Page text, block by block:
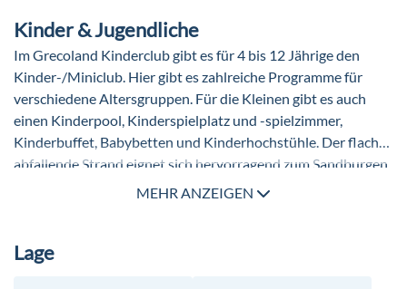
Kinder & Jugendliche
Im Grecoland Kinderclub gibt es für 4 bis 12 Jährige den
Kinder-/Miniclub. Hier gibt es zahlreiche Programme für
verschiedene Altersgruppen. Für die Kleinen gibt es auch
einen Kinderpool, Kinderspielplatz und -spielzimmer,
Kinderbuffet, Babybetten und Kinderhochstühle. Der flach
abfallende Strand eignet sich hervorragend zum Sandburgen
bauen. Ohne Gebühr gibt es für die kleinsten Gäste
Gastronomie kindgerechte Gerichte.
MEHR ANZEIGEN
Lage